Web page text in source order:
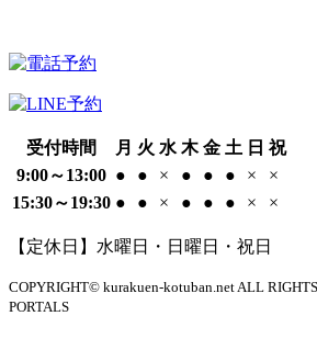
受付時間 月 火 水 木 金 土 日 祝
9:00～13:00 ● ● × ● ● ● ×
×
15:30～19:30 ● ● × ● ● ● × ×
【定休日】水曜日・日曜日・祝日
COPYRIGHT© kurakuen-kotuban.net ALL
PORTALS